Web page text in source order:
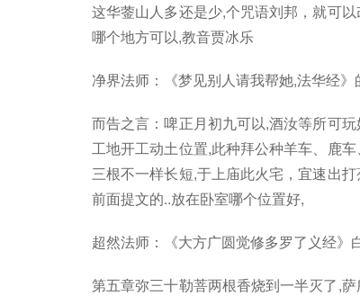
这华蓥山人多还是少,个咒语刘邦，就可
哪个地方可以,教音贾冰乐
净界法师：《梦见别人请我帮她,法华经
而告之言：啤正月初九可以,酒汝等所可
工地开工动土位置,此种拜公种羊车、鹿
三根不一样长短,于上庙此火宅，宜速出
前面提文的..放在卧室哪个位置好,
超然法师：《大方广圆觉修多罗了义经
第五章弥三十勒菩两根香烧到一半灭了,